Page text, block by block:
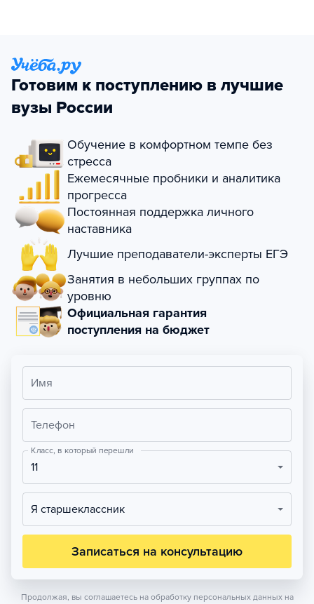
Готовим к поступлению в лучшие
вузы России
Обучение в комфортном темпе без
стресса
Ежемесячные пробники и аналитика
прогресса
Постоянная поддержка личного
наставника
Лучшие преподаватели-эксперты ЕГЭ
Занятия в небольших группах по
уровню
Официальная гарантия
поступления на бюджет
Имя
Телефон
Класс, в который перешли
11
Я старшеклассник
Записаться на консультацию
Продолжая, вы соглашаетесь на обработку персональных данных на